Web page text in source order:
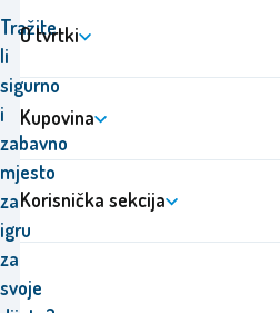
Tražite
li
sigurno
i
zabavno
mjesto
za
igru
za
svoje
O tvrtki
Kupovina
Korisnička sekcija